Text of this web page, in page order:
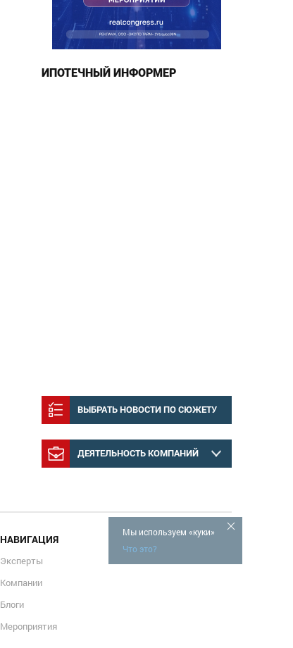
ИПОТЕЧНЫЙ ИНФОРМЕР
ВЫБРАТЬ НОВОСТИ ПО СЮЖЕТУ
ДЕЯТЕЛЬНОСТЬ КОМПАНИЙ
Мы используем «куки»
Что это?
НАВИГАЦИЯ
Эксперты
Компании
Блоги
Мероприятия